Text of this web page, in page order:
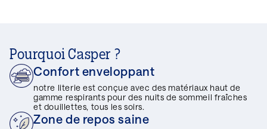
Pourquoi Casper ?
Confort enveloppant
notre literie est conçue avec des matériaux haut de
gamme respirants pour des nuits de sommeil fraîches
et douillettes, tous les soirs.
Zone de repos saine